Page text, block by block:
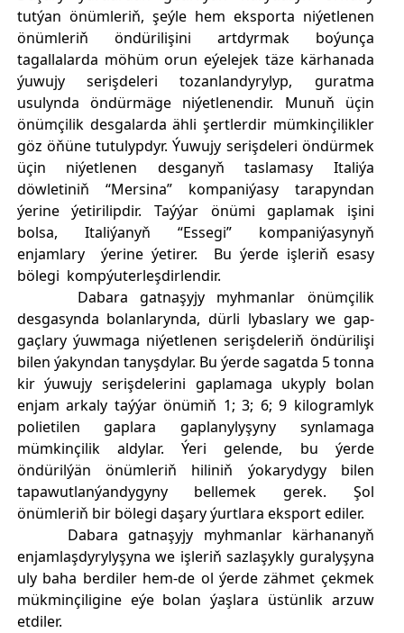
tutýan önümleriň, şeýle hem eksporta niýetlenen
önümleriň öndürilişini artdyrmak boýunça
tagallalarda möhüm orun eýelejek täze kärhanada
ýuwujy serişdeleri tozanlandyrylyp, guratma
usulynda öndürmäge niýetlenendir. Munuň üçin
önümçilik desgalarda ähli şertlerdir mümkinçilikler
göz öňüne tutulypdyr. Ýuwujy serişdeleri öndürmek
üçin niýetlenen desganyň taslamasy Italiýa
döwletiniň “Mersina” kompaniýasy tarapyndan
ýerine ýetirilipdir. Taýýar önümi gaplamak işini
bolsa, Italiýanyň “Essegi” kompaniýasynyň
enjamlary ýerine ýetirer. Bu ýerde işleriň esasy
bölegi kompýuterleşdirlendir.
Dabara gatnaşyjy myhmanlar önümçilik
desgasynda bolanlarynda, dürli lybaslary we gap-
gaçlary ýuwmaga niýetlenen serişdeleriň öndürilişi
bilen ýakyndan tanyşdylar. Bu ýerde sagatda 5 tonna
kir ýuwujy serişdelerini gaplamaga ukyply bolan
enjam arkaly taýýar önümiň 1; 3; 6; 9 kilogramlyk
polietilen gaplara gaplanylyşyny synlamaga
mümkinçilik aldylar. Ýeri gelende, bu ýerde
öndürilýän önümleriň hiliniň ýokarydygy bilen
tapawutlanýandygyny bellemek gerek. Şol
önümleriň bir bölegi daşary ýurtlara eksport ediler.
Dabara gatnaşyjy myhmanlar kärhananyň
enjamlaşdyrylyşyna we işleriň sazlaşykly guralyşyna
uly baha berdiler hem-de ol ýerde zähmet çekmek
mükminçiligine eýe bolan ýaşlara üstünlik arzuw
etdiler.